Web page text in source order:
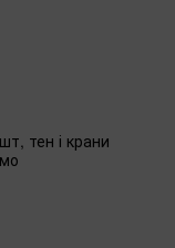
тен і крани